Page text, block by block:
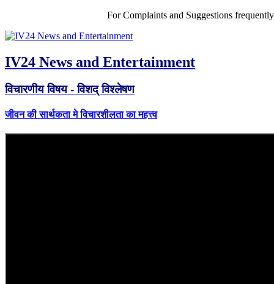
For Complaints and Suggestions
IV24 News and Entertainment
विचारणीय विषय - विशद् विश्लेषण
जीवन की सार्थकता मे विचारशीलता का महत्त्व